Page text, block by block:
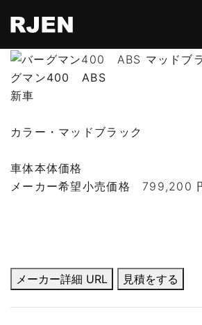
ABOUT
グマン400 ABS
新車
カラー・マッドブラック
車体本体価格
メーカー希望小売価格799,200
メーカー詳細 URL 見積をする